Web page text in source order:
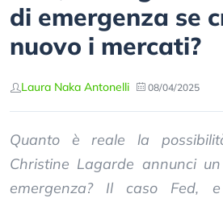
di emergenza se
nuovo i mercati?
Laura Naka Antonelli 08/04/2025
Quanto è reale la
Christine Lagarde annunci
emergenza? Il caso Fed,